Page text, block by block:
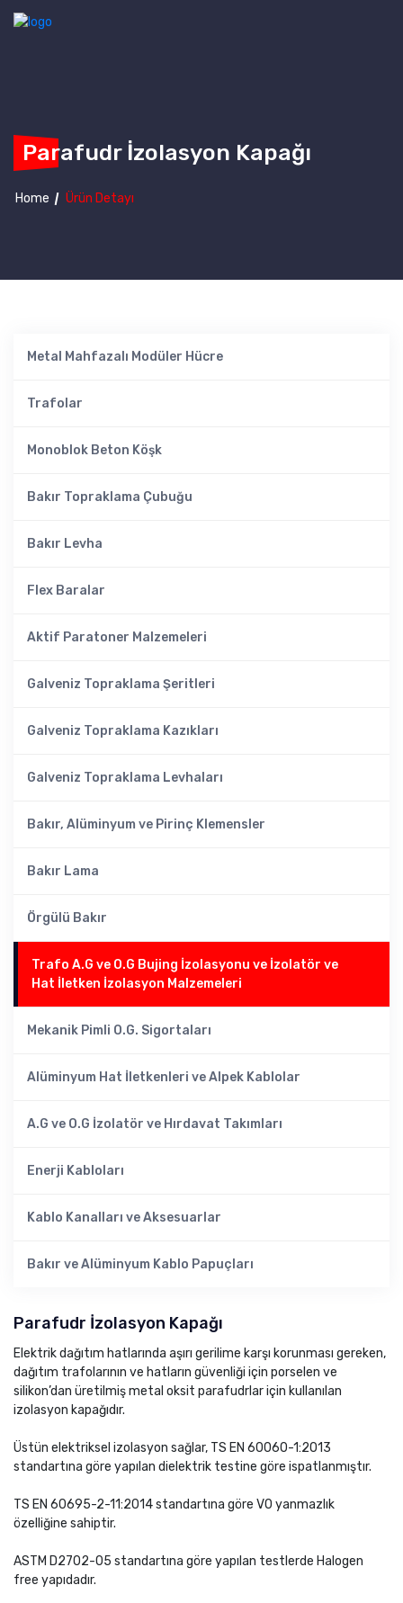
Parafudr İzolasyon Kapağı
Home Ürün Detayı
Metal Mahfazalı Modüler Hücre
Trafolar
Monoblok Beton Köşk
Bakır Topraklama Çubuğu
Bakır Levha
Flex Baralar
Aktif Paratoner Malzemeleri
Galveniz Topraklama Şeritleri
Galveniz Topraklama Kazıkları
Galveniz Topraklama Levhaları
Bakır, Alüminyum ve Pirinç Klemensler
Bakır Lama
Örgülü Bakır
Trafo A.G ve O.G Bujing İzolasyonu ve İzolatör ve
Hat İletken İzolasyon Malzemeleri
Mekanik Pimli O.G. Sigortaları
Alüminyum Hat İletkenleri ve Alpek Kablolar
A.G ve O.G İzolatör ve Hırdavat Takımları
Enerji Kabloları
Kablo Kanalları ve Aksesuarlar
Bakır ve Alüminyum Kablo Papuçları
Parafudr İzolasyon Kapağı
Elektrik dağıtım hatlarında aşırı gerilime karşı korunması gereken,
dağıtım trafolarının ve hatların güvenliği için porselen ve
silikon’dan üretilmiş metal oksit parafudrlar için kullanılan
izolasyon kapağıdır.
Üstün elektriksel izolasyon sağlar, TS EN 60060-1:2013
standartına göre yapılan dielektrik testine göre ispatlanmıştır.
TS EN 60695-2-11:2014 standartına göre V0 yanmazlık
özelliğine sahiptir.
ASTM D2702-05 standartına göre yapılan testlerde Halogen
free yapıdadır.